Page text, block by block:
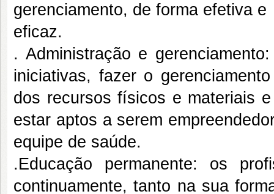
gerenciamento, de forma efetiva e
eficaz.
. Administração e
iniciativas, fazer o
dos recursos físicos e materiais
estar aptos a serem
equipe de saúde.
.Educação permanente: os
continuamente, tanto na sua